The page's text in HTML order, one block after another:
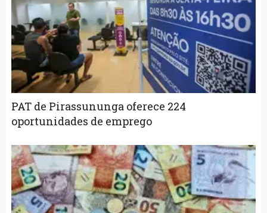
PAT de Pirassununga oferece 224
oportunidades de emprego